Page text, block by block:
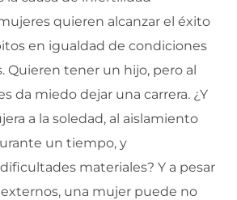
quieren alcanzar el éxito
en igualdad de condiciones
Quieren tener un hijo, pero al
da miedo dejar una carrera. ¿Y
a la soledad, al aislamiento
un tiempo, y
materiales? Y a pesar
una mujer puede no